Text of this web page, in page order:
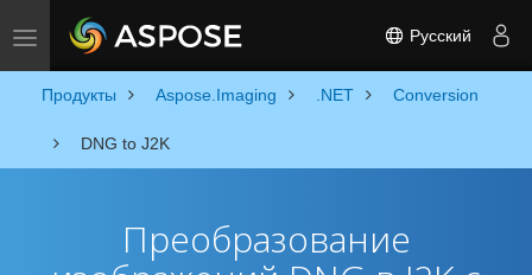
Toggle navigation Русский
Продукты Aspose.Imaging .NET Conversion
DNG to J2K
Преобразование